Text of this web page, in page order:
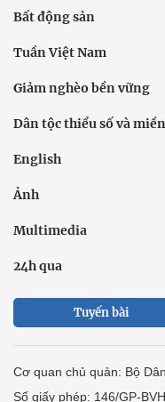
Bất động sản
Tuần Việt Nam
Giảm nghèo bền vững
Dân tộc thiểu số và
English
Ảnh
Multimedia
24h qua
Tuyến bài
Cơ quan chủ quản: Bộ
Số giấy phép: 146/GP-